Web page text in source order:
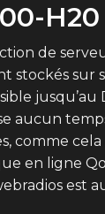
de
stockés
aucun
comme
en ligne
est